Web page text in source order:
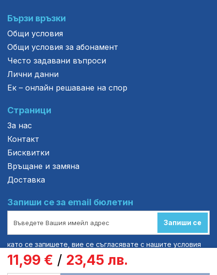
11,99 € / 23,45 лв.
Бързи връзки
Общи условия
Общи условия за абонамент
Често задавани въпроси
Лични данни
Ек – онлайн решаване на спор
Страници
За нас
Контакт
Бисквитки
Връщане и замяна
Доставка
Запиши се за email бюлетин
Запиши се
като се запишете, вие се съгласявате с нашите условия
за обслужване